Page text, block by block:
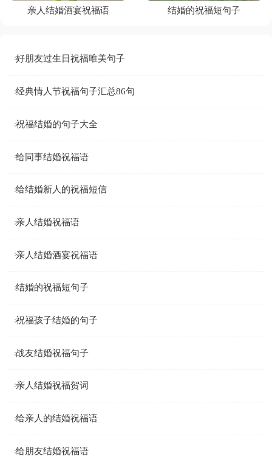
亲人结婚酒宴祝福语 结婚的祝福短句子
好朋友过生日祝福唯美句子
经典情人节祝福句子汇总86句
祝福结婚的句子大全
给同事结婚祝福语
给结婚新人的祝福短信
亲人结婚祝福语
亲人结婚酒宴祝福语
结婚的祝福短句子
祝福孩子结婚的句子
战友结婚祝福句子
亲人结婚祝福贺词
给亲人的结婚祝福语
给朋友结婚祝福语